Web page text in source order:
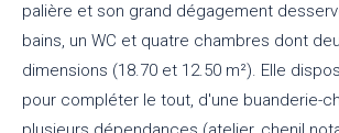
palière et son grand dégagement
bains, un WC et quatre chambres dont
dimensions (18.70 et 12.50 m²). Elle
pour compléter le tout, d'une buanderie-